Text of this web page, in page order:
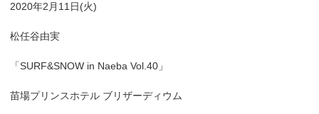
2020年2月11日(火)
松任谷由実
「SURF&SNOW in Naeba Vol.40」
苗場プリンスホテル ブリザーディウム